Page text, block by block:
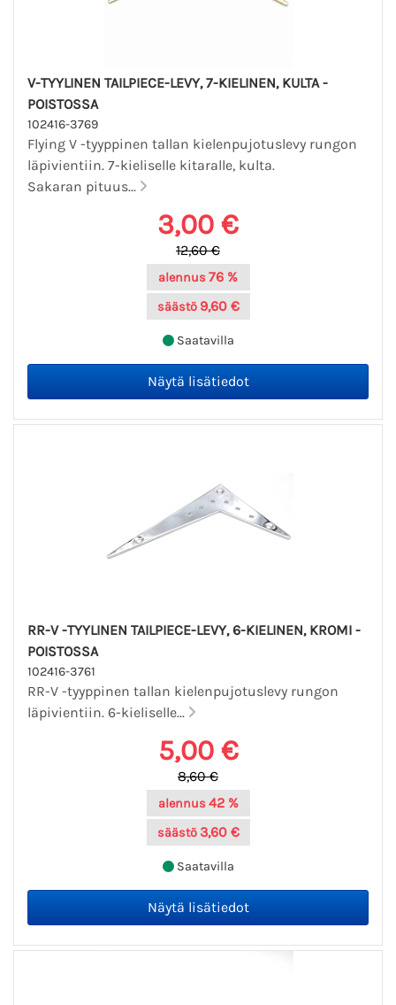
V-TYYLINEN TAILPIECE-LEVY, 7-KIELINEN, KULTA -
POISTOSSA
102416-3769
Flying V -tyyppinen tallan kielenpujotuslevy rungon
läpivientiin. 7-kieliselle kitaralle, kulta.
Sakaran pituus...
3,00 €
12,60 €
alennus76 %
säästö 9,60 €
Saatavilla
RR-V -TYYLINEN TAILPIECE-LEVY, 6-KIELINEN, KROMI -
POISTOSSA
102416-3761
RR-V -tyyppinen tallan kielenpujotuslevy rungon
läpivientiin. 6-kieliselle...
5,00 €
8,60 €
alennus 42 %
säästö 3,60 €
Saatavilla